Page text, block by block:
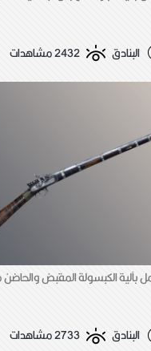
البنادق
2432 مشاهدات
بآلية الكبسولة المقبض
البنادق
2733 مشاهدات